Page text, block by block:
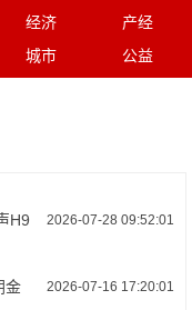
经济
产经
城市 公益
2026-07-28 09:52:01
H9
2026-07-16 17:20:01
金